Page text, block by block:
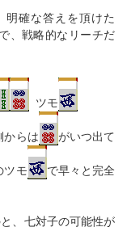
明確な答えを頂けた
、戦略的なリーチだ
ツモ
からは がいつ出て
ツモ
で早々と完全
、七対子の可能性が